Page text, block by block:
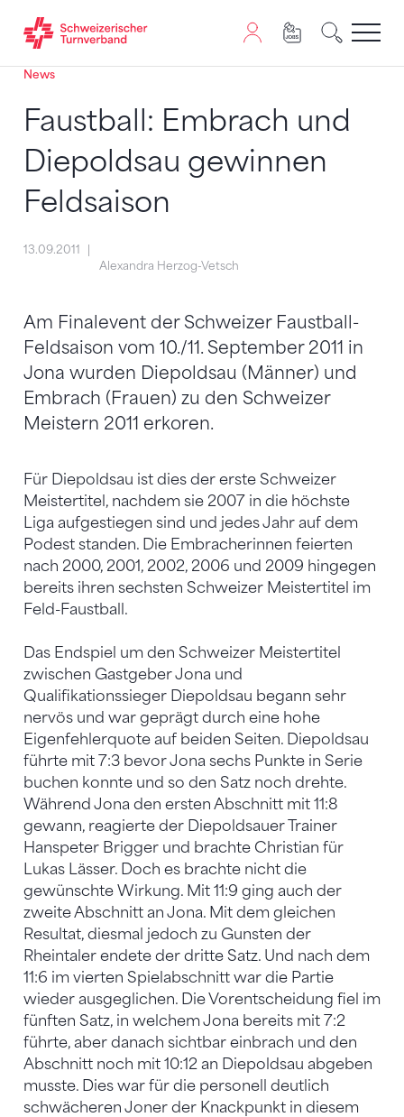
Zum Inhalt springen
Zur Sitemap navigieren
Zum Navigieren dieser Seite wird JavaScript benötigt.
News
Faustball: Embrach und
Diepoldsau gewinnen
Feldsaison
13.09.2011
Alexandra Herzog-Vetsch
Am Finalevent der Schweizer Faustball-
Feldsaison vom 10./11. September 2011 in
Jona wurden Diepoldsau (Männer) und
Embrach (Frauen) zu den Schweizer
Meistern 2011 erkoren.
Für Diepoldsau ist dies der erste Schweizer
Meistertitel, nachdem sie 2007 in die höchste
Liga aufgestiegen sind und jedes Jahr auf dem
Podest standen. Die Embracherinnen feierten
nach 2000, 2001, 2002, 2006 und 2009 hingegen
bereits ihren sechsten Schweizer Meistertitel im
Feld-Faustball.
Das Endspiel um den Schweizer Meistertitel
zwischen Gastgeber Jona und
Qualifikationssieger Diepoldsau begann sehr
nervös und war geprägt durch eine hohe
Eigenfehlerquote auf beiden Seiten. Diepoldsau
führte mit 7:3 bevor Jona sechs Punkte in Serie
buchen konnte und so den Satz noch drehte.
Während Jona den ersten Abschnitt mit 11:8
gewann, reagierte der Diepoldsauer Trainer
Hanspeter Brigger und brachte Christian für
Lukas Lässer. Doch es brachte nicht die
gewünschte Wirkung. Mit 11:9 ging auch der
zweite Abschnitt an Jona. Mit dem gleichen
Resultat, diesmal jedoch zu Gunsten der
Rheintaler endete der dritte Satz. Und nach dem
11:6 im vierten Spielabschnitt war die Partie
wieder ausgeglichen. Die Vorentscheidung fiel im
fünften Satz, in welchem Jona bereits mit 7:2
führte, aber danach sichtbar einbrach und den
Abschnitt noch mit 10:12 an Diepoldsau abgeben
musste. Dies war für die personell deutlich
schwächeren Joner der Knackpunkt in diesem